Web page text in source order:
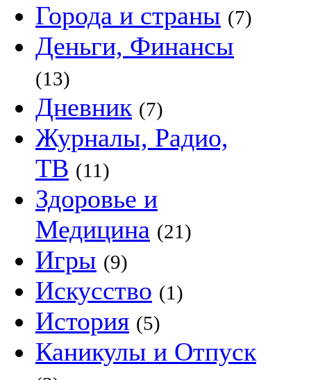
Города и страны (7)
Деньги, Финансы
(13)
Дневник (7)
Журналы, Радио,
ТВ (11)
Здоровье и
Медицина (21)
Игры (9)
Искусство (1)
История (5)
Каникулы и Отпуск